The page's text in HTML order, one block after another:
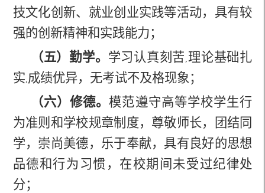
技文化创新、就业创业实践等活动，具有较
强的创新精神和实践能力；
（五）勤学。 学习认真刻苦 , 理论基础扎
实,成绩优异，无考试不及格现象；
（六）修德。模范遵守高等学校学生行
为准则和学校规章制度，尊敬师长，团结同
学，崇尚美德，乐于奉献，具有良好的思想
品德和行为习惯，在校期间未受过纪律处
分；